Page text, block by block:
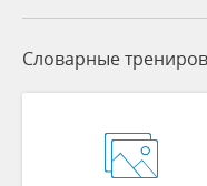
Словарные